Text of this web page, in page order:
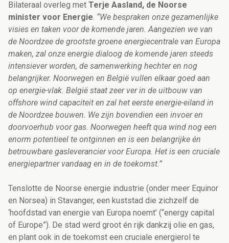
Bilateraal overleg met Terje Aasland, de Noorse
minister voor Energie. “We bespraken onze gezamenlijke
visies en taken voor de komende jaren. Aangezien we van
de Noordzee de grootste groene energiecentrale van Europa
maken, zal onze energie dialoog de komende jaren steeds
intensiever worden, de samenwerking hechter en nog
belangrijker. Noorwegen en België vullen elkaar goed aan
op energie-vlak. België staat zeer ver in de uitbouw van
offshore wind capaciteit en zal het eerste energie-eiland in
de Noordzee bouwen. We zijn bovendien een invoer en
doorvoerhub voor gas. Noorwegen heeft qua wind nog een
enorm potentieel te ontginnen en is een belangrijke én
betrouwbare gasleverancier voor Europa. Het is een cruciale
energiepartner vandaag en in de toekomst.”
Tenslotte de Noorse energie industrie (onder meer Equinor
en Norsea) in Stavanger, een kuststad die zichzelf de
‘hoofdstad van energie van Europa noemt’ (“energy capital
of Europe”). De stad werd groot én rijk dankzij olie en gas,
en plant ook in de toekomst een cruciale energierol te